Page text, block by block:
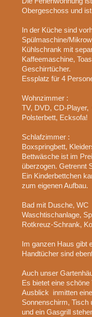
Obergeschoss und
In der Küche sind
Spülmaschine/
Kühlschrank mit
Kaffeemaschine,
Geschirrtücher.
Essplatz für 4
Wohnzimmer :
TV, DVD, CD-
Polsterbett, Ecksofa!
Schlafzimmer :
Boxspringbett,
Bettwäsche ist im
überzogen. Getrennt
Ein Kinderbettchen
zum eigenen Aufbau.
Bad mit Dusche, WC
Waschtischanlage,
Rotkreuz-Schrank,
Im ganzen Haus gibt
Handtücher sind
Auch unser
Es bietet eine
Ausblick inmitten
Sonnenschirm, Tisch
und ein Gasgrill